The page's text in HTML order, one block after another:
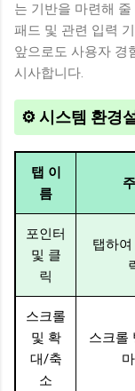
는 기반을 마련해
패드 및 관련 입력
앞으로도 사용자 경
시사합니다.
⚙️ 시스템 환경
탭 이
름
포인터
및 클
릭
탭하
스크롤
및 확
대/축
소
스크롤